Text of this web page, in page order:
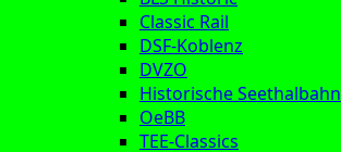
Classic Rail
DSF-Koblenz
DVZO
Historische Seethalbahn
OeBB
TEE-Classics